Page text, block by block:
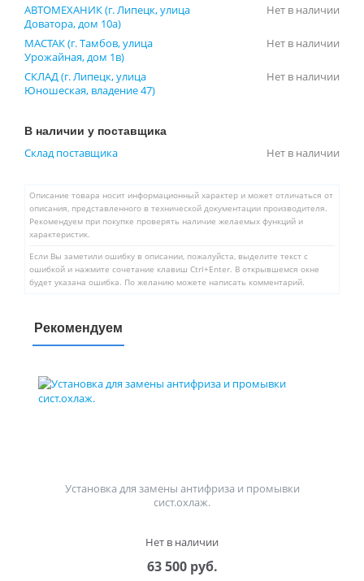
АВТОМЕХАНИК (г. Липецк, улица
Доватора, дом 10а)
Нет в наличии
МАСТАК (г. Тамбов, улица
Урожайная, дом 1в)
Нет в наличии
СКЛАД (г. Липецк, улица
Юношеская, владение 47)
Нет в наличии
В наличии у поставщика
Склад поставщика Нет в наличии
Описание товара носит информационный характер и может отличаться от
описания, представленного в технической документации производителя.
Рекомендуем при покупке проверять наличие желаемых функций и
характеристик.
Если Вы заметили ошибку в описании, пожалуйста, выделите текст с
ошибкой и нажмите сочетание клавиш Ctrl+Enter. В открывшемся окне
будет указана ошибка. По желанию можете написать комментарий.
Рекомендуем
Установка для замены антифриза и промывки
сист.охлаж.
Нет в наличии
63 500 руб.